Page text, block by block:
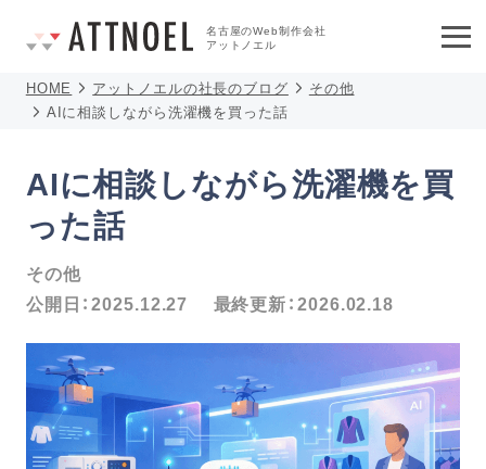
名古屋のWeb制作会社
アットノエル
HOME アットノエルの社長のブログ
その他
AIに相談しながら洗濯機を買った話
AIに相談しながら洗濯機を買
った話
その他
公開日：2025.12.27 最終更新：2026.02.18